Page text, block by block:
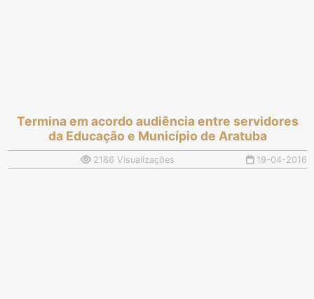
Termina em acordo audiência entre servidores
da Educação e Município de Aratuba
2186 Visualizações 19-04-2016